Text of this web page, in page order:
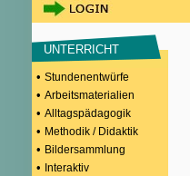
UNTERRICHT
• Stundenentwürfe
• Arbeitsmaterialien
• Alltagspädagogik
• Methodik / Didaktik
• Bildersammlung
• Interaktiv